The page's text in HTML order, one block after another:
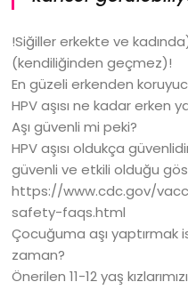
!Siğiller erkekte ve
(kendiliğinden geçmez)!
En güzeli erkenden
HPV aşısı ne kadar erken
Aşı güvenli mi peki?
HPV aşısı oldukça
güvenli ve etkili olduğu
https://www.cdc.gov/
safety-faqs.html
Çocuğuma aşı yaptırmak
zaman?
Önerilen 11-12 yaş